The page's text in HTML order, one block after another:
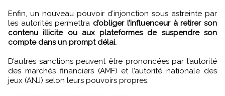
Enfin, un nouveau pouvoir d’injonction sous astreinte par
les autorités permettra d’obliger l’influenceur à retirer son
contenu illicite ou aux plateformes de suspendre son
compte dans un prompt délai.
D’autres sanctions peuvent être prononcées par l’autorité
des marchés financiers (AMF) et l’autorité nationale des
jeux (ANJ) selon leurs pouvoirs propres.